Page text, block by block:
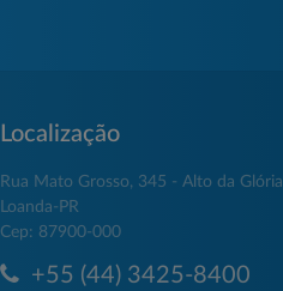
Localização
Rua Mato Grosso, 345 - Alto da Glória
Loanda-PR
Cep: 87900-000
+55 (44) 3425-8400